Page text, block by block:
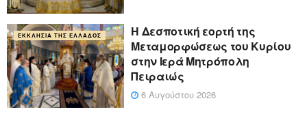
ΕΚΚΛΗΣΊΑ ΤΗΣ ΕΛΛΆΔΟΣ
Η Δεσποτική εορτή της
Μεταμορφώσεως του Κυρίου
στην Ιερά Μητρόπολη
Πειραιώς
6 Αυγούστου 2026